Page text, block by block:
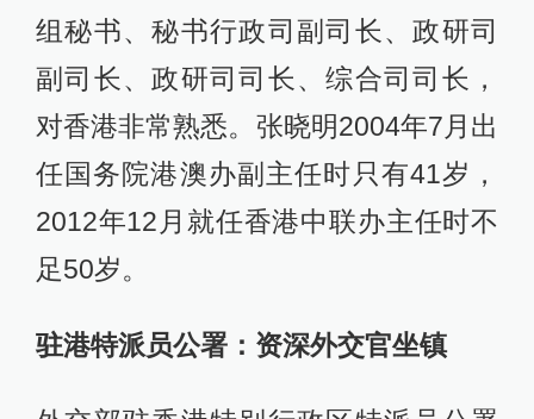
组秘书、秘书行政司副司长、政研司
副司长、政研司司长、综合司司长，
对香港非常熟悉。张晓明2004年7月出
任国务院港澳办副主任时只有41岁，
2012年12月就任香港中联办主任时不
足50岁。
驻港特派员公署：资深外交官坐镇